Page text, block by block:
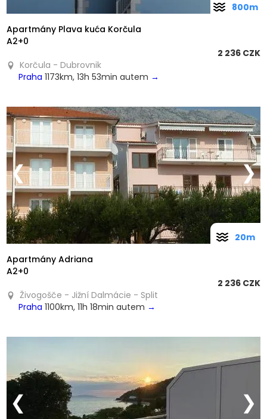
Apartmány Plava kuća Korčula
A2+0
2 236 CZK
Korčula - Dubrovnik
Praha 1173km, 13h 53min autem →
800m
❮ ❯
Apartmány Adriana
A2+0
2 236 CZK
Živogošče - Jižní Dalmácie - Split
Praha 1100km, 11h 18min autem →
20m
❮ ❯